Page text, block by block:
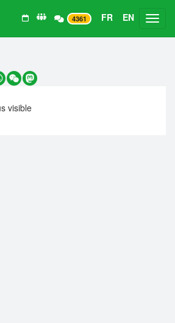
4361 FR EN
WeChatMastodon
visible